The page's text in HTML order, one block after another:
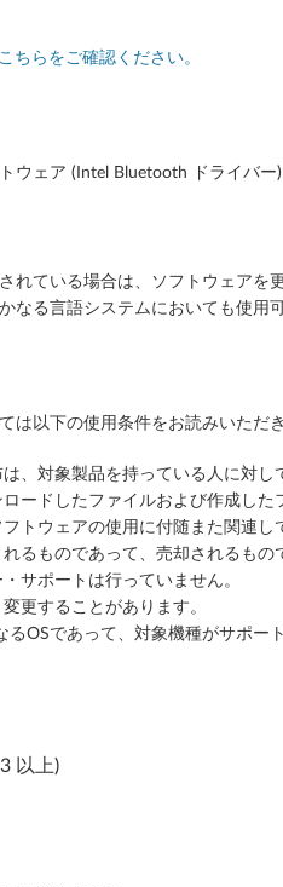
ちらをご確認ください。
ウェア (Intel Bluetooth ドライバー)
れている場合は、ソフトウェアを
なる言語システムにおいても使用
は以下の使用条件をお読みいただ
、対象製品を持っている人に対
ードしたファイルおよび作成し
トウェアの使用に付随また関連
るものであって、売却されるもの
サポートは行っていません。
更することがあります。
るOSであって、対象機種がサポー
以上)